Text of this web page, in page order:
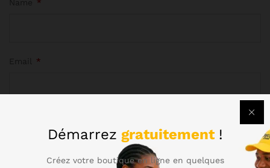
*
*
Enregistrer mon nom, mon e-mail et mon site dans le
navigateur pour mon prochain commentaire.
Démarrez gratuitement !
Créez votre boutique en ligne en quelques